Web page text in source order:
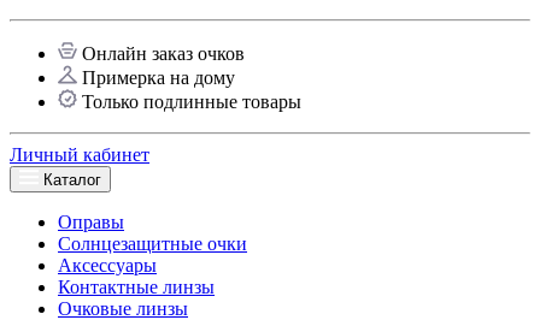
Онлайн заказ очков
Примерка на дому
Только подлинные товары
Личный кабинет
Каталог
Оправы
Солнцезащитные очки
Аксессуары
Контактные линзы
Очковые линзы